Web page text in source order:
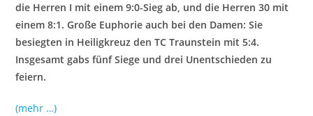
die Herren I mit einem 9:0-Sieg ab, und die Herren 30 mit
einem 8:1. Große Euphorie auch bei den Damen: Sie
besiegten in Heiligkreuz den TC Traunstein mit 5:4.
Insgesamt gabs fünf Siege und drei Unentschieden zu
feiern.
(mehr …)